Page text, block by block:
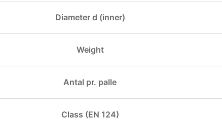
Diameter d (inner)
Weight
Antal pr. palle
Class (EN 124)